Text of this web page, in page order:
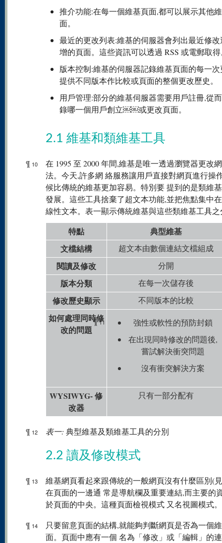
推介功能:在每一個維基頁面,都可以展示其他
面。
最近的更改列表:維基的伺服器會列出最近修
增的頁面。這些資訊可以透過 RSS 或電郵取
版本控制:維基的伺服器記錄維基頁面的每一
提供不同版本作比較或頁面的整個更改歷史。
用戶管理:部分的維基伺服器需要用戶註冊,從
錄哪一個用戶創立￼￼或更改頁面。
2.1 維基和類維基工具
¶ 10
在 1995 至 2000 年間,維基是唯一透過瀏覽器更改
法。今天,許多網 絡服務讓用戶直接對網頁進行操
候比傳統的維基更加容易。特別要 提到的是類維
發展。這些工具捨棄了超文本功能,並把焦點集中
線性文本。表一顯示傳統維基與這些類維基工具之
特點
典型維基
文檔結構
超文本由數個連結文檔組成
閱讀及修改 分開
版本分類 在每一次儲存後
修改歷史顯示 不同版本的比較
如何處理同時修
改的問題
¶11
強性或軟性的預防封鎖
在出現同時修改的問題後,
嘗試解決衝突問題
沒有衝突解決方案
WYSIWYG- 修
改器
只有一部分配有
¶ 12 表一: 典型維基及類維基工具的分別
2.2 讀及修改模式
¶ 13
維基網頁看起來跟傳統的一般網頁沒有什麼區別(
在頁面的一邊通 常是導航欄及重要連結,而主要的
於頁面的中央。這種頁面檢視模式 又名視圖模式。
¶ 14
只要留意頁面的結構,就能夠判斷網頁是否為一個
面。頁面中應有一個 名為「修改」或「編輯」的